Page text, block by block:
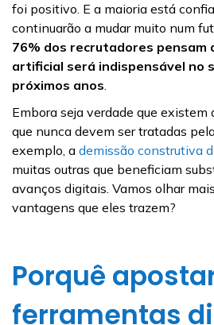
foi positivo. E a maioria está
continuarão a mudar muito num
76% dos recrutadores pensam
artificial será indispensável no
próximos anos.
Embora seja verdade que existem
que nunca devem ser tratadas
exemplo, a demissão construtiva
muitas outras que beneficiam
avanços digitais. Vamos olhar
vantagens que eles trazem?
Porquê
ferramentas